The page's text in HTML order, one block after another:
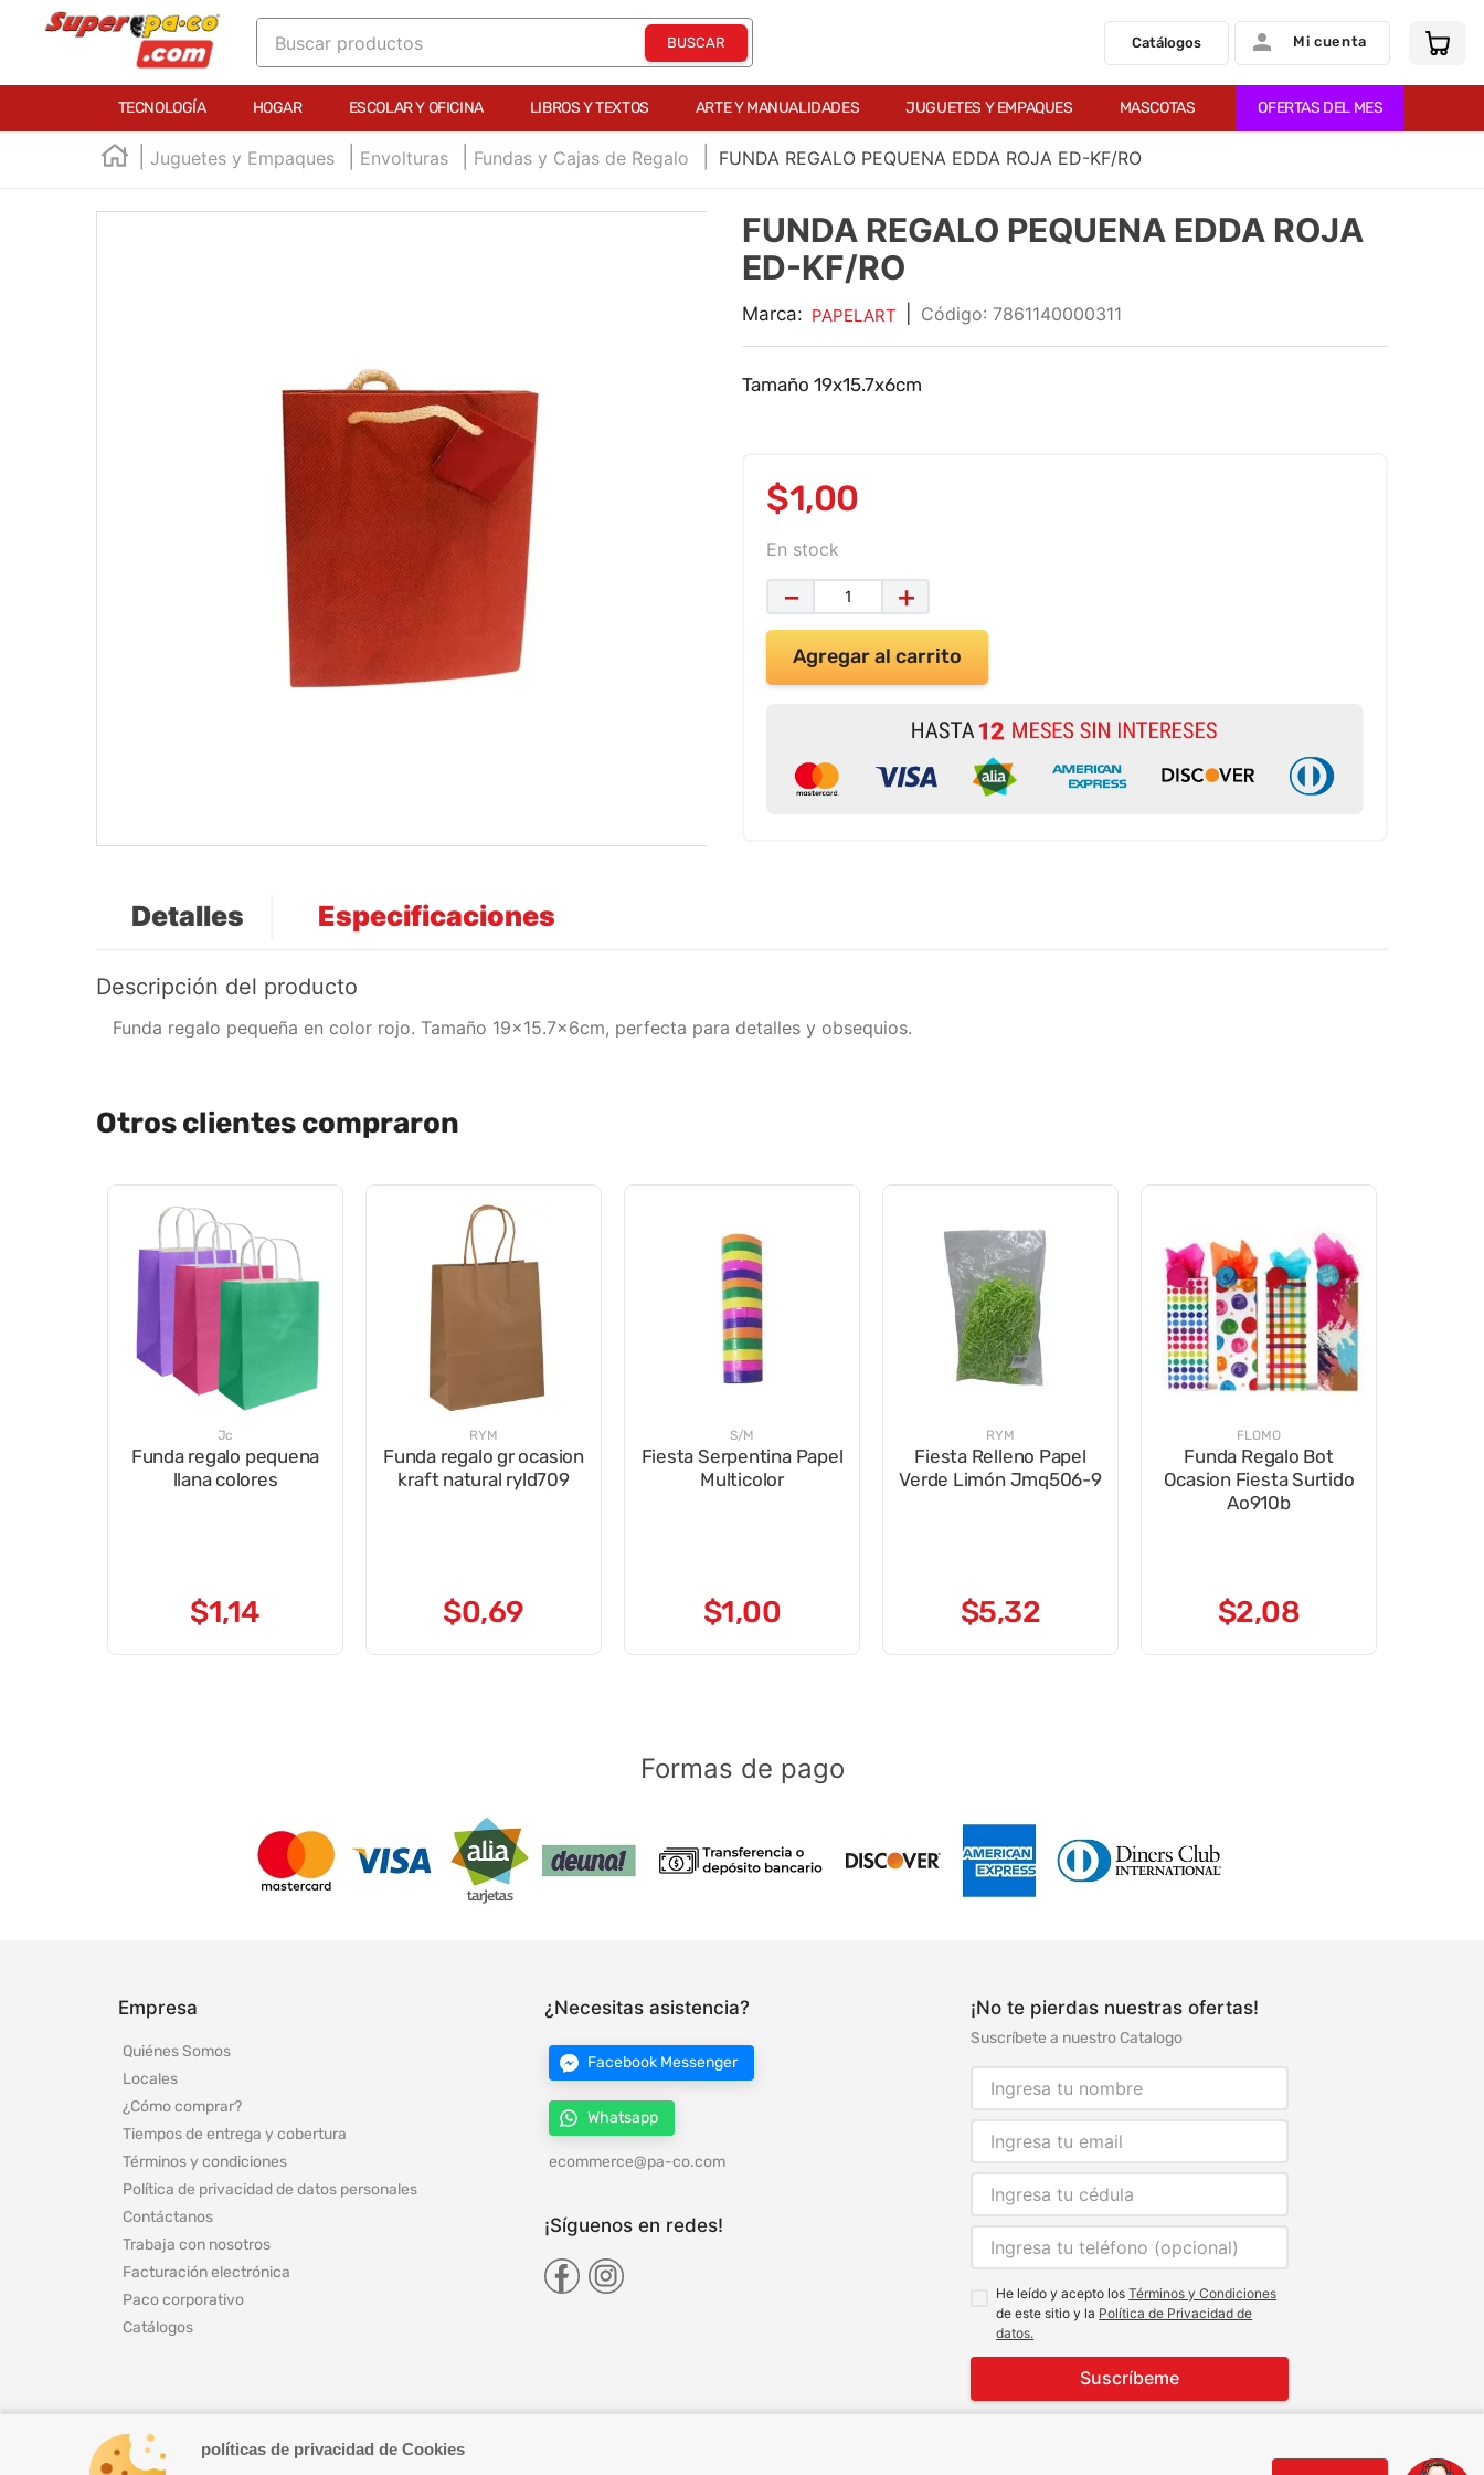
Buscar productos
Catálogos Mi cuenta
TECNOLOGÍA HOGAR ESCOLAR Y OFICINA LIBROS Y TEXTOS ARTE Y MANUALIDADES JUGUETES Y EMPAQUES MASCOTAS OFERTAS DEL MES
políticas de privacidad de Cookies
Juguetes y Empaques Envolturas Fundas y Cajas de Regalo FUNDA REGALO PEQUENA EDDA ROJA ED-KF/RO
FUNDA REGALO PEQUENA EDDA ROJA
ED-KF/RO
Marca: PAPELART : 7861140000311
Tamaño 19x15.7x6cm
$1,00
En stock
＋
－
Agregar al carrito
Detalles Especificaciones
Descripción del producto
Funda regalo pequeña en color rojo. Tamaño 19x15.7x6cm, perfecta para detalles y obsequios.
Otros clientes compraron
Jc
Funda regalo pequena
llana colores
$1,14
RYM
Funda regalo gr ocasion
kraft natural ryld709
$0,69
S/M
Fiesta Serpentina Papel
Multicolor
$1,00
RYM
Fiesta Relleno Papel
Verde Limón Jmq506-9
$5,32
FLOMO
Funda Regalo Bot
Ocasion Fiesta Surtido
Ao910b
$2,08
Formas de pago
Empresa
Quiénes Somos
Locales
¿Cómo comprar?
Tiempos de entrega y cobertura
Términos y condiciones
Política de privacidad de datos personales
Contáctanos
Trabaja con nosotros
Facturación electrónica
Paco corporativo
Catálogos
¿Necesitas asistencia?
Facebook Messenger
Whatsapp
ecommerce@pa-co.com
¡Síguenos en redes!
¡No te pierdas nuestras ofertas!
Suscríbete a nuestro Catalogo
He leído y acepto losTérminos y Condiciones
de este sitio y la Política de Privacidad de
datos.
Suscríbeme
TÉRMINOS MÁS BUSCADOS
2.
marcador e300
8.
teclado
9
impresora
10
calculadora